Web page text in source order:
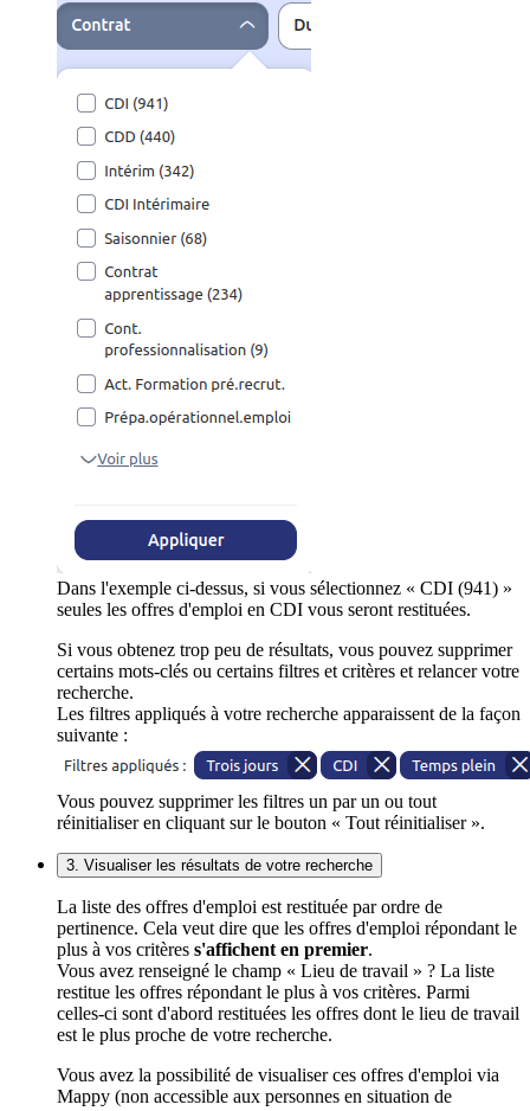
Dans l'exemple ci-dessus, si vous sélectionnez « CDI (941) »
seules les offres d'emploi en CDI vous seront restituées.
Si vous obtenez trop peu de résultats, vous pouvez supprimer
certains mots-clés ou certains filtres et critères et relancer votre
recherche.
Les filtres appliqués à votre recherche apparaissent de la façon
suivante :
Vous pouvez supprimer les filtres un par un ou tout
réinitialiser en cliquant sur le bouton « Tout réinitialiser ».
3. Visualiser les résultats de votre recherche
La liste des offres d'emploi est restituée par ordre de
pertinence. Cela veut dire que les offres d'emploi répondant le
plus à vos critères s'affichent en premier.
Vous avez renseigné le champ « Lieu de travail » ? La liste
restitue les offres répondant le plus à vos critères. Parmi
celles-ci sont d'abord restituées les offres dont le lieu de travail
est le plus proche de votre recherche.
Vous avez la possibilité de visualiser ces offres d'emploi via
Mappy (non accessible aux personnes en situation de